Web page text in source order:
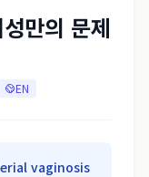
만의 문제
EN
vaginosis